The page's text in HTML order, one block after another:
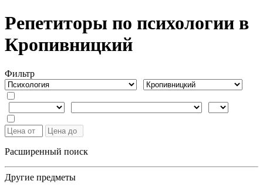
Репетиторы по психологии в
Кропивницкий
Фильтр
Расширенный поиск
Другие предметы